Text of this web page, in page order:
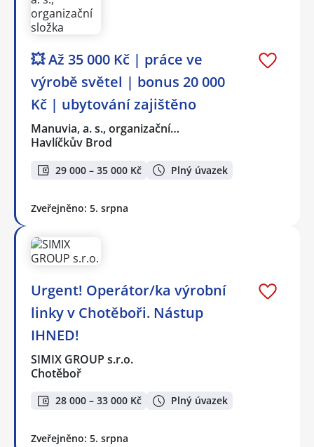
💥 Až 35 000 Kč | práce ve
výrobě světel | bonus 20 000
Kč | ubytování zajištěno
Manuvia, a. s., organizační…
Havlíčkův Brod
29 000 – 35 000 Kč Plný úvazek
Zveřejněno: 5. srpna
Urgent! Operátor/ka výrobní
linky v Chotěboři. Nástup
IHNED!
SIMIX GROUP s.r.o.
Chotěboř
28 000 – 33 000 Kč Plný úvazek
Zveřejněno: 5. srpna